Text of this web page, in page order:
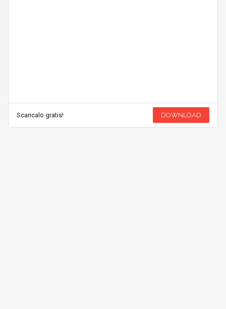
Scaricalo gratis! DOWNLOAD